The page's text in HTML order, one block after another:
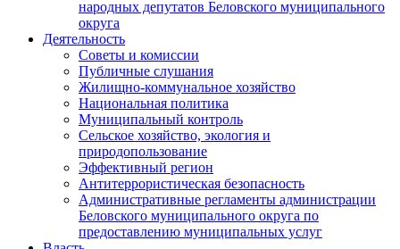
народных депутатов Беловского муниципального
округа
Деятельность
Советы и комиссии
Публичные слушания
Жилищно-коммунальное хозяйство
Национальная политика
Муниципальный контроль
Сельское хозяйство, экология и
природопользование
Эффективный регион
Антитеррористическая безопасность
Административные регламенты администрации
Беловского муниципального округа по
предоставлению муниципальных услуг